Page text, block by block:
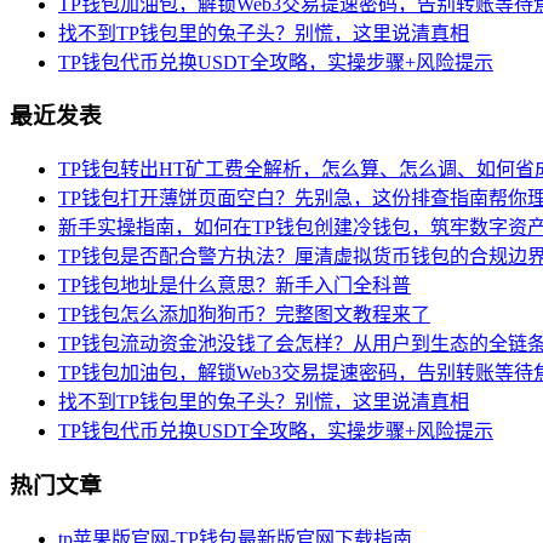
找不到TP钱包里的兔子头？别慌，这里说清真相
TP钱包代币兑换USDT全攻略，实操步骤+风险提示
最近发表
TP钱包转出HT矿工费全解析，怎么算、怎么调、如何省
TP钱包打开薄饼页面空白？先别急，这份排查指南帮你
新手实操指南，如何在TP钱包创建冷钱包，筑牢数字资
TP钱包是否配合警方执法？厘清虚拟货币钱包的合规边
TP钱包地址是什么意思？新手入门全科普
TP钱包怎么添加狗狗币？完整图文教程来了
TP钱包流动资金池没钱了会怎样？从用户到生态的全链
TP钱包加油包，解锁Web3交易提速密码，告别转账等待
找不到TP钱包里的兔子头？别慌，这里说清真相
TP钱包代币兑换USDT全攻略，实操步骤+风险提示
热门文章
tp苹果版官网-TP钱包最新版官网下载指南